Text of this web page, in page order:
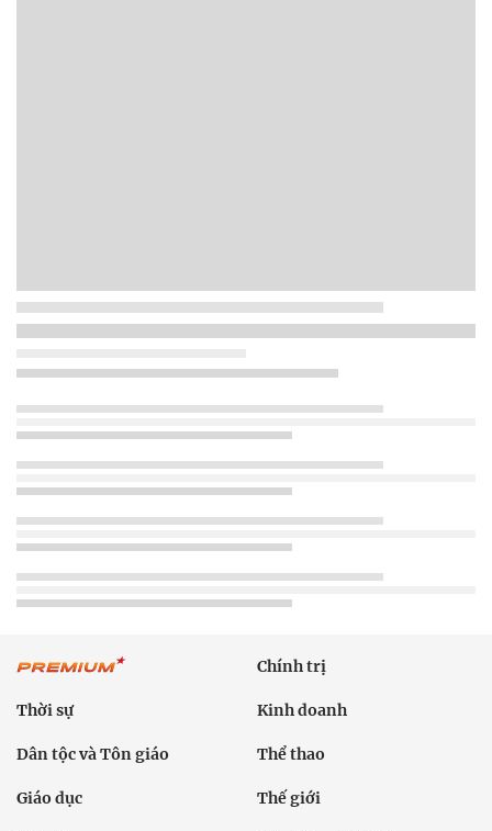
Chính trị
Thời sự Kinh doanh
Dân tộc và Tôn giáo Thể thao
Giáo dục Thế giới